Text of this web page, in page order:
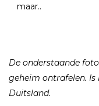
maar..
De onderstaande
geheim ontrafelen. Is
Duitsland.